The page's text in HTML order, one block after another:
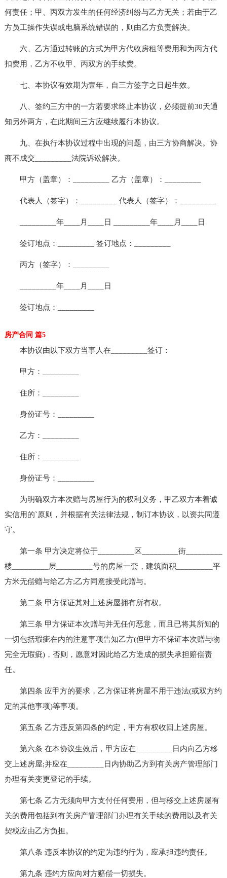
何责任；甲、丙双方发生的任何经济纠纷与乙方无关；若由于乙
方员工操作失误或电脑系统错误的，则由乙方负责解决。
六、乙方通过转账的方式为甲方代收房租等费用和为丙方代
扣费用，乙方不收甲、丙双方的手续费。
七、本协议有效期为壹年，自三方签字之日起生效。
八、签约三方中的一方若要求终止本协议，必须提前30天通
知另外两方，在此期间三方应继续履行本协议。
九、在执行本协议过程中出现的问题，由三方协商解决。协
商不成交_________法院诉讼解决。
甲方（盖章）：_________ 乙方（盖章）：_________
代表人（签字）：_________ 代表人（签字）：_________
_________年____月____日 _________年____月____日
签订地点：_________ 签订地点：_________
丙方（签字）：_________
_________年____月____日
签订地点：_________
房产合同 篇5
本协议由以下双方当事人在_________签订：
甲方：_________
住所：_________
身份证号：_________
乙方：_________
住所：_________
身份证号：_________
为明确双方本次赠与房屋行为的权利义务，甲乙双方本着诚
实信用的`原则，并根据有关法律法规，制订本协议，以资共同遵
守。
第一条 甲方决定将位于_________区_________街_________
楼_________层_________号的房屋一套，建筑面积_________平
方米无偿赠与给乙方;乙方同意接受此赠与。
第二条 甲方保证其对上述房屋拥有所有权。
第三条 甲方保证本次赠与并无任何恶意，而且已将其所知的
一切包括瑕疵在内的注意事项告知乙方(但甲方不保证本次赠与物
完全无瑕疵)，否则，愿意对因此给乙方造成的损失承担赔偿责
任。
第四条 应甲方的要求，乙方保证将房屋不用于违法(或双方约
定的其他事项)等事项。
第五条 乙方违反第四条的约定，甲方有权收回上述房屋。
第六条 在本协议生效后，甲方应在_________日内向乙方移
交上述房屋;并应在_________日内协助乙方到有关房产管理部门
办理有关变更登记的手续。
第七条 乙方无须向甲方支付任何费用，但与移交上述房屋有
关的费用包括到有关房产管理部门办理有关手续的费用以及有关
契税应由乙方负担。
第八条 违反本协议的约定为违约行为，应承担违约责任。
第九条 违约方应向对方赔偿一切损失。